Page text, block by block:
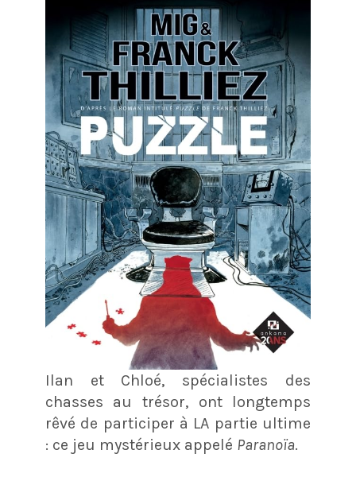
Ilan et Chloé, spécialistes des
chasses au trésor, ont longtemps
rêvé de participer à LA partie ultime
: ce jeu mystérieux appelé Paranoïa.